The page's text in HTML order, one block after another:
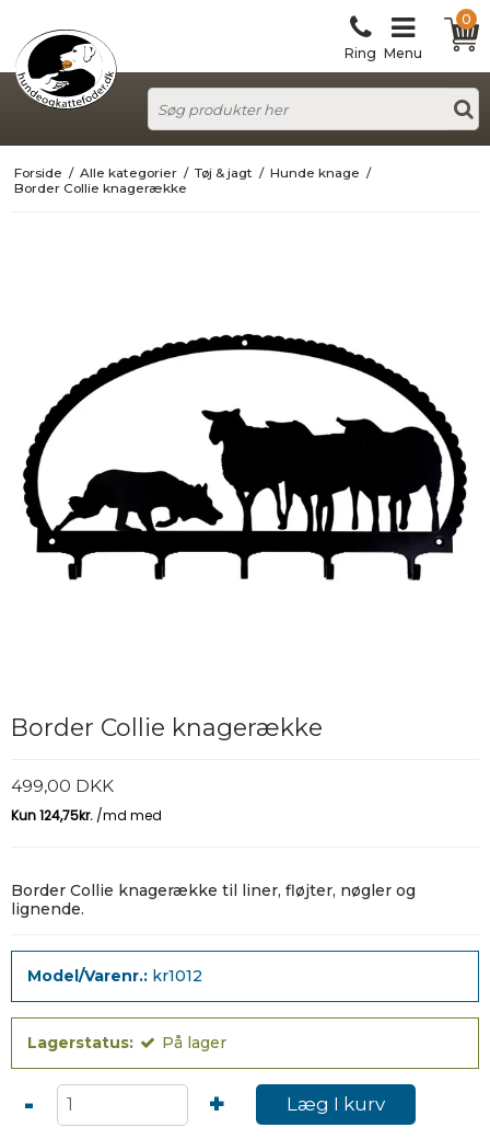
Ring Menu
0
Forside / Alle kategorier / Tøj & jagt / Hunde knage /
Border Collie knagerække
Border Collie knagerække
499,00 DKK
Border Collie knagerække til liner, fløjter, nøgler og
lignende.
Model/Varenr.: kr1012
Lagerstatus: På lager
- + Læg I kurv